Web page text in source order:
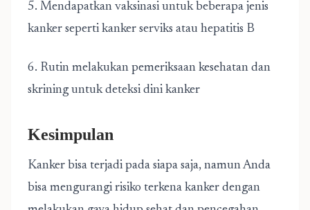
5. Mendapatkan vaksinasi untuk beberapa jenis
kanker seperti kanker serviks atau hepatitis B
6. Rutin melakukan pemeriksaan kesehatan dan
skrining untuk deteksi dini kanker
Kesimpulan
Kanker bisa terjadi pada siapa saja, namun Anda
bisa mengurangi risiko terkena kanker dengan